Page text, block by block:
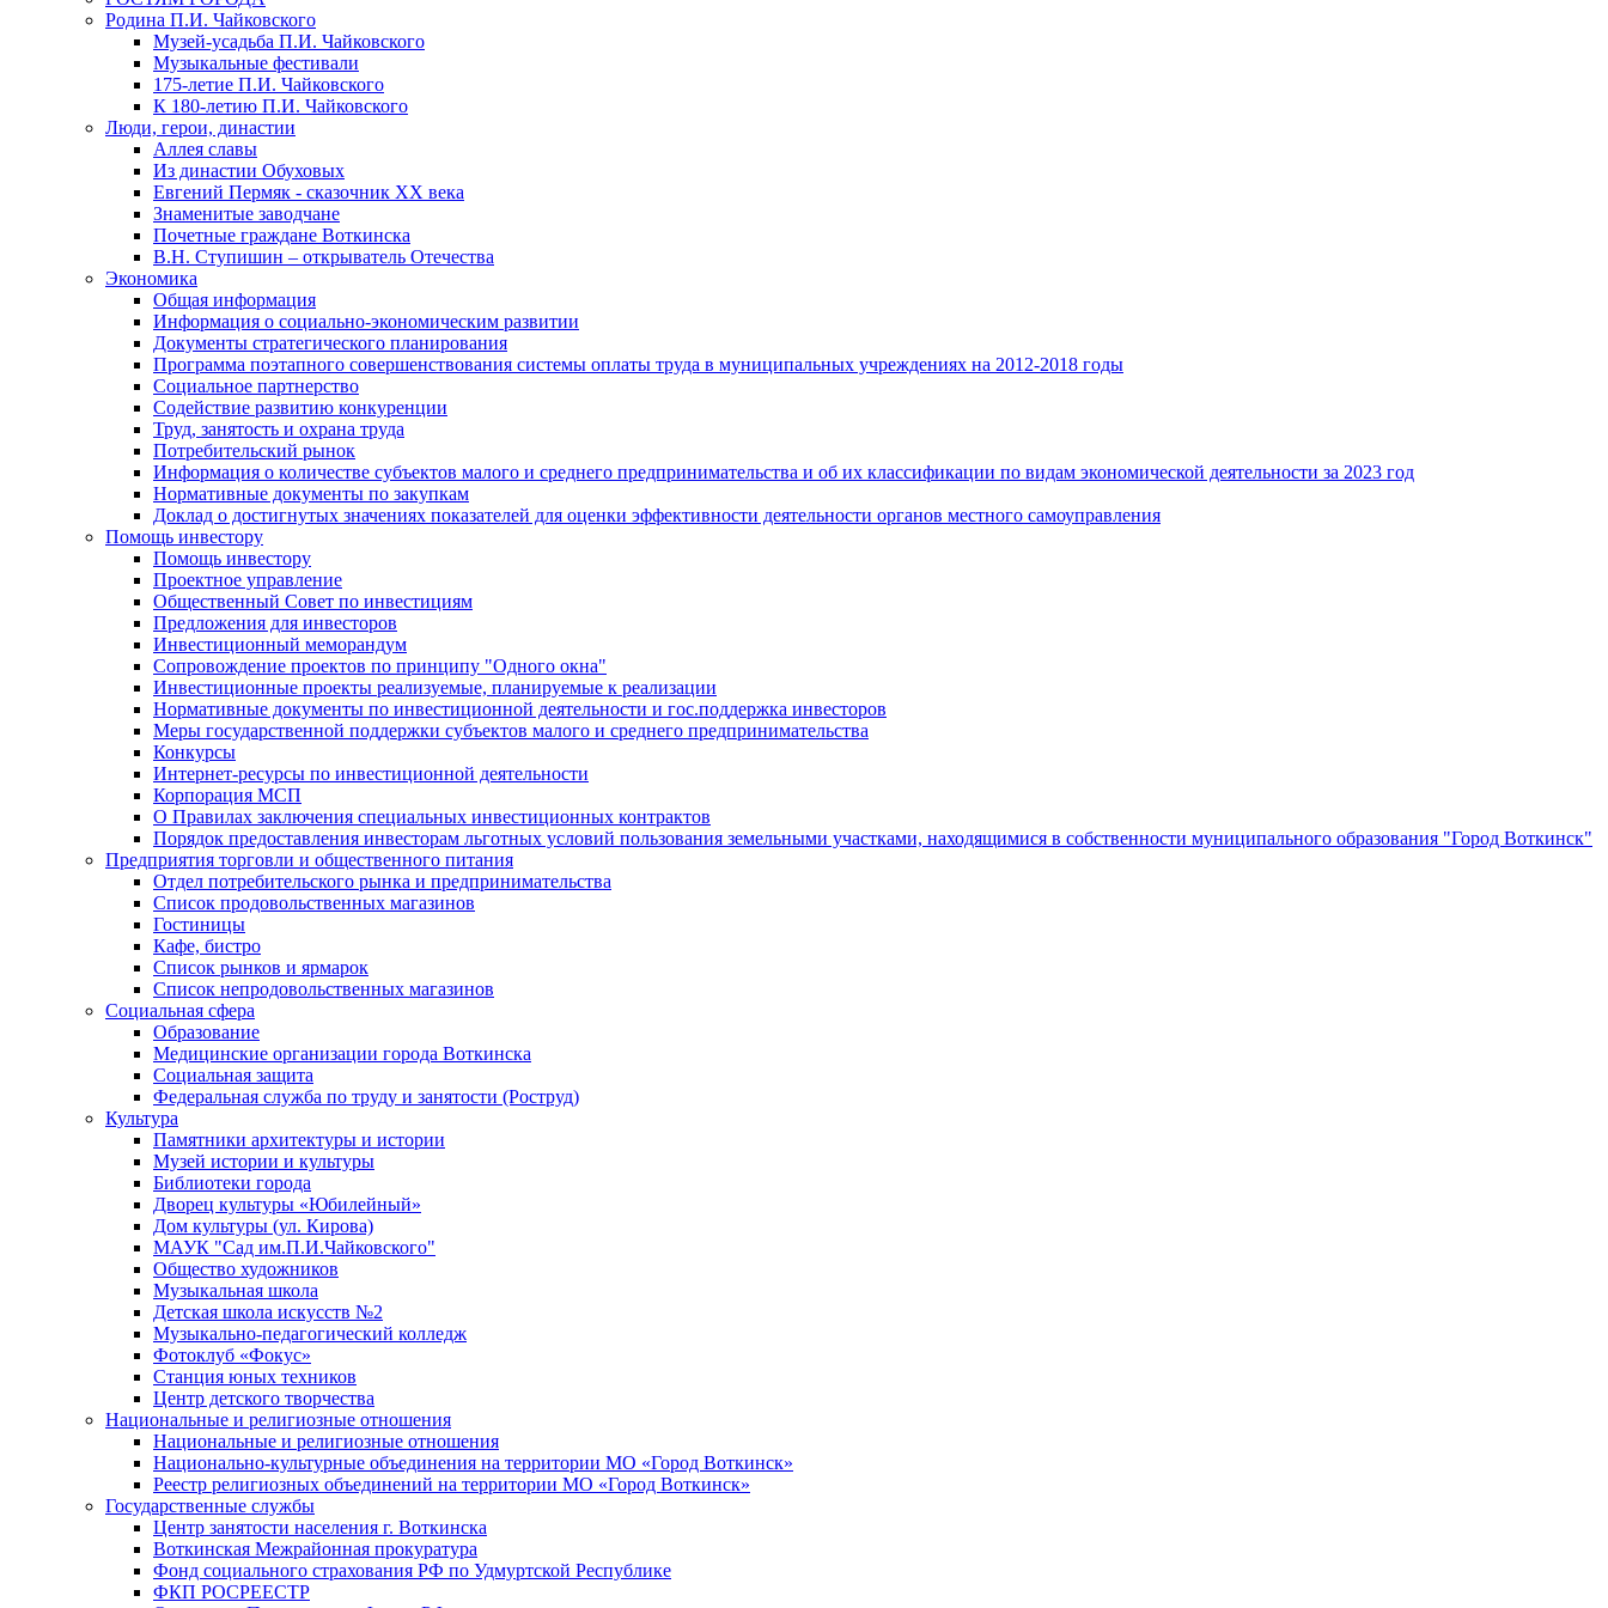
Родина П.И. Чайковского
Музей-усадьба П.И. Чайковского
Музыкальные фестивали
175-летие П.И. Чайковского
К 180-летию П.И. Чайковского
Люди, герои, династии
Аллея славы
Из династии Обуховых
Евгений Пермяк - сказочник XX века
Знаменитые заводчане
Почетные граждане Воткинска
В.Н. Ступишин – открыватель Отечества
Экономика
Общая информация
Информация о социально-экономическим развитии
Документы стратегического планирования
Программа поэтапного совершенствования системы оплаты труда в муниципальных учреждениях на 2012-2018 годы
Социальное партнерство
Содействие развитию конкуренции
Труд, занятость и охрана труда
Потребительский рынок
Информация о количестве субъектов малого и среднего предпринимательства и об их классификации по видам экономической деятельности за 2023 год
Нормативные документы по закупкам
Доклад о достигнутых значениях показателей для оценки эффективности деятельности органов местного самоуправления
Помощь инвестору
Помощь инвестору
Проектное управление
Общественный Совет по инвестициям
Предложения для инвесторов
Инвестиционный меморандум
Сопровождение проектов по принципу "Oдного окна"
Инвестиционные проекты реализуемые, планируемые к реализации
Нормативные документы по инвестиционной деятельности и гос.поддержка инвесторов
Меры государственной поддержки субъектов малого и среднего предпринимательства
Конкурсы
Интернет-ресурсы по инвестиционной деятельности
Корпорация МСП
О Правилах заключения специальных инвестиционных контрактов
Порядок предоставления инвесторам льготных условий пользования земельными участками, находящимися в собственности муниципального образования "Город Воткинск"
Предприятия торговли и общественного питания
Отдел потребительского рынка и предпринимательства
Список продовольственных магазинов
Гостиницы
Кафе, бистро
Cписок рынков и ярмарок
Список непродовольственных магазинов
Социальная сфера
Образование
Медицинские организации города Воткинска
Социальная защита
Федеральная служба по труду и занятости (Роструд)
Культура
Памятники архитектуры и истории
Музей истории и культуры
Библиотеки города
Дворец культуры «Юбилейный»
Дом культуры (ул. Кирова)
МАУК "Сад им.П.И.Чайковского"
Общество художников
Музыкальная школа
Детская школа искусств №2
Музыкально-педагогический колледж
Фотоклуб «Фокус»
Станция юных техников
Центр детского творчества
Национальные и религиозные отношения
Национальные и религиозные отношения
Национально-культурные объединения на территории МО «Город Воткинск»
Реестр религиозных объединений на территории МО «Город Воткинск»
Государственные службы
Центр занятости населения г. Воткинска
Воткинская Межрайонная прокуратура
Фонд социального страхования РФ по Удмуртской Республике
ФКП РОСРЕЕСТР